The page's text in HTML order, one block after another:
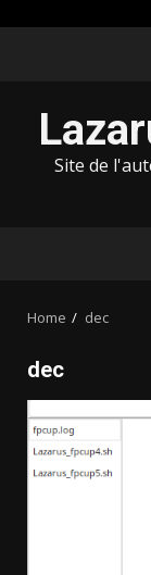
Site de
Home dec
dec